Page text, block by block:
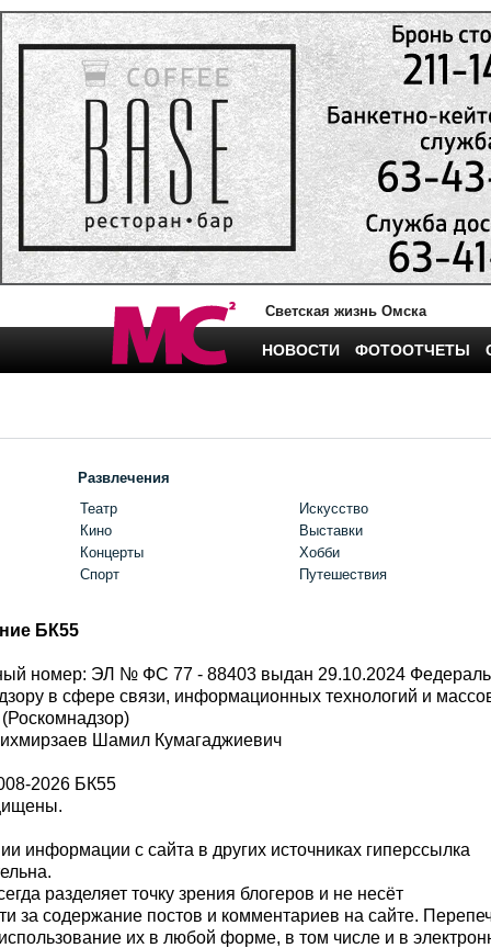
Светская жизнь Омска
НОВОСТИ ФОТООТЧЕТЫ
Развлечения
Театр
Кино
Концерты
Спорт
Искусство
Выставки
Хобби
Путешествия
БК55
номер: ЭЛ № ФС 77 - 88403 выдан 29.10.2024
в сфере связи, информационных технологий и
Шамил Кумагаджиевич
2026 БК55
информации с сайта в других источниках гиперссылка
разделяет точку зрения блогеров и не несёт
за содержание постов и комментариев на сайте.
их в любой форме, в том числе и в